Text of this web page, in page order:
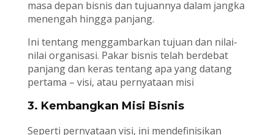
masa depan bisnis dan tujuannya dalam jangka
menengah hingga panjang.
Ini tentang menggambarkan tujuan dan nilai-
nilai organisasi. Pakar bisnis telah berdebat
panjang dan keras tentang apa yang datang
pertama – visi, atau pernyataan misi
3. Kembangkan Misi Bisnis
Seperti pernyataan visi, ini mendefinisikan